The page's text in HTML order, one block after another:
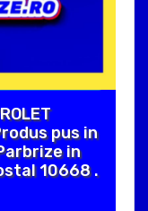
pus in
in
10668 .